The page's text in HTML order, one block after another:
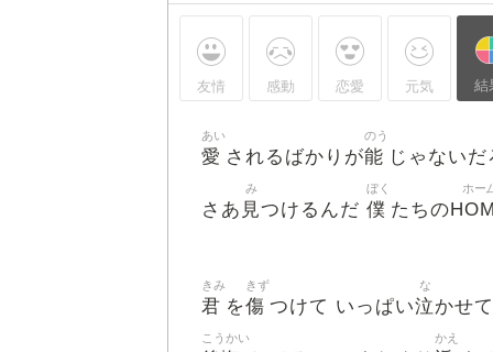
友情 感動 恋愛 元気 結
愛
あい
されるばかりが能
のう
じゃないだ
さあ 見
み
つけるんだ 僕
ぼく
たちの
ホー
君
きみ
を傷
きず
つけて いっぱい泣
な
かせ
こうかい かえ